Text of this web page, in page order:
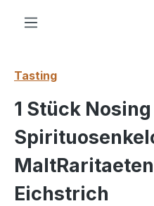
Tasting
1 Stück
Eichstrich